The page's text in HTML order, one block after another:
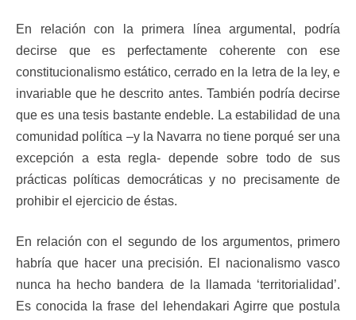
En relación con la primera línea argumental, podría
decirse que es perfectamente coherente con ese
constitucionalismo estático, cerrado en la letra de la ley, e
invariable que he descrito antes. También podría decirse
que es una tesis bastante endeble. La estabilidad de una
comunidad política –y la Navarra no tiene porqué ser una
excepción a esta regla- depende sobre todo de sus
prácticas políticas democráticas y no precisamente de
prohibir el ejercicio de éstas.
En relación con el segundo de los argumentos, primero
habría que hacer una precisión. El nacionalismo vasco
nunca ha hecho bandera de la llamada ‘territorialidad’.
Es conocida la frase del lehendakari Agirre que postula